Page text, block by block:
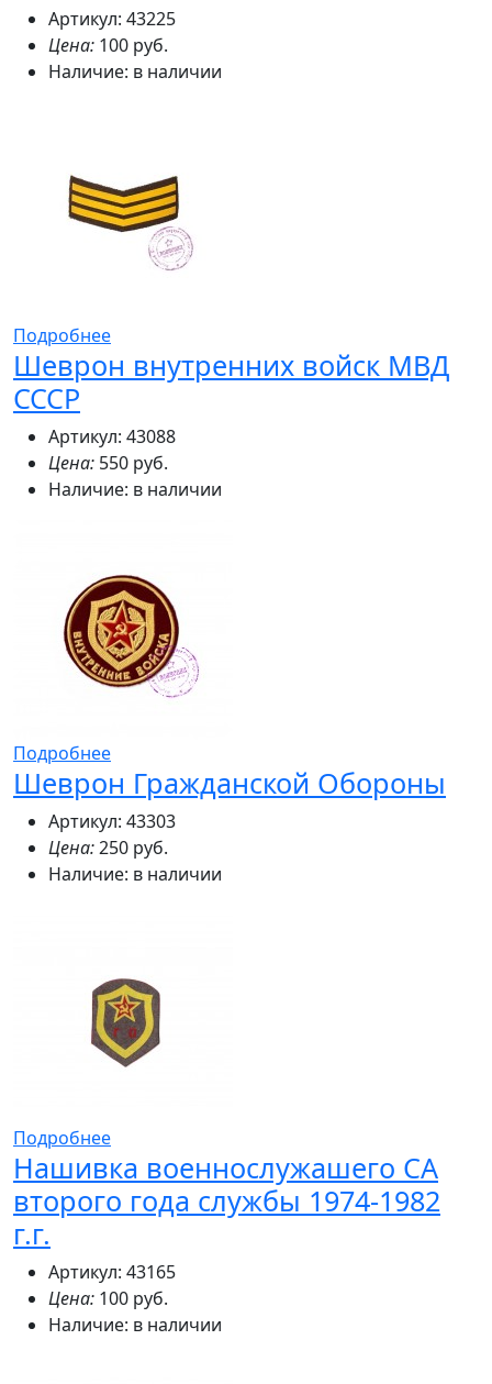
Артикул: 43225
Цена: 100 руб.
Наличие: в наличии
Подробнее
Шеврон внутренних войск МВД
СССР
Артикул: 43088
Цена: 550 руб.
Наличие: в наличии
Подробнее
Шеврон Гражданской Обороны
Артикул: 43303
Цена:250 руб.
Наличие: в наличии
Подробнее
Нашивка военнослужашего СА
второго года службы 1974-1982
г.г.
Артикул: 43165
Цена: 100 руб.
Наличие: в наличии